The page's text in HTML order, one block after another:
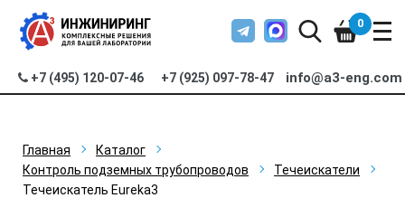
+7 (495) 120-07-46 +7 (925) 097-78-47 info@a3-eng.com
0
Главная
Каталог
Контроль подземных трубопроводов
Течеискатели
Течеискатель Eureka3